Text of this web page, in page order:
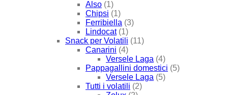
Also (1)
Chipsi (1)
Ferribiella (3)
Lindocat (1)
Snack per Volatili (11)
Canarini (4)
Versele Laga (4)
Pappagallini domestici (5)
Versele Laga (5)
Tutti i volatili (2)